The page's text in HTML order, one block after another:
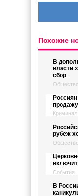
Похожие
В
власти
сбор
Общество
Криминал
рубеж
Общество
События
В